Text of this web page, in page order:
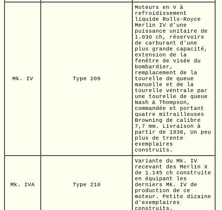
Mk. IV Type 209
Moteurs en V à
refroidissement
liquide Rolls-Royce
Merlin IV d'une
puissance unitaire de
1.030 ch,
réservoirs
de carburant d'une
plus grande capacité,
extension de la
fenêtre de visée du
bombardier,
remplacement de la
tourelle de queue
manuelle et de la
tourelle ventrale par
une tourelle de queue
Nash & Thompson,
commandée et portant
quatre mitrailleuses
Browning de calibre
7,7 mm.
Livraison à
partir de 1938, Un peu
plus de trente
exemplaires
construits.
Mk. IVA Type 210
Variante du Mk. IV
recevant des Merlin X
de 1.145 ch construite
en équipant les
derniers Mk. IV de
production de ce
moteur. Petite dizaine
d'exemplaires
construits.